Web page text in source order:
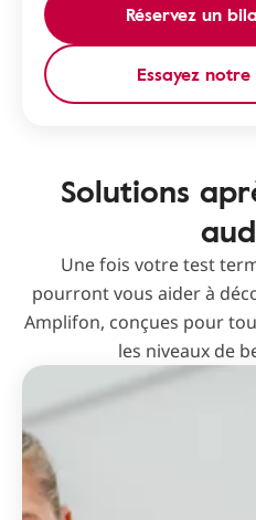
Réservez un
Essayez
Solutions
Une fois votre test
pourront vous aider à
Amplifon, conçues pour
les niveaux de